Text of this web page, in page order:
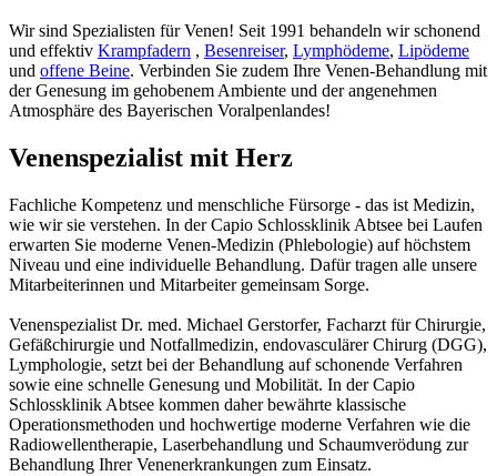
Wir sind Spezialisten für Venen! Seit 1991 behandeln wir schonend
und effektiv Krampfadern , Besenreiser, Lymphödeme, Lipödeme
und offene Beine. Verbinden Sie zudem Ihre Venen-Behandlung mit
der Genesung im gehobenem Ambiente und der angenehmen
Atmosphäre des Bayerischen Voralpenlandes!
Venenspezialist mit Herz
Fachliche Kompetenz und menschliche Fürsorge - das ist Medizin,
wie wir sie verstehen. In der Capio Schlossklinik Abtsee bei Laufen
erwarten Sie moderne Venen-Medizin (Phlebologie) auf höchstem
Niveau und eine individuelle Behandlung. Dafür tragen alle unsere
Mitarbeiterinnen und Mitarbeiter gemeinsam Sorge.
Venenspezialist Dr. med. Michael Gerstorfer, Facharzt für Chirurgie,
Gefäßchirurgie und Notfallmedizin, endovasculärer Chirurg (DGG),
Lymphologie, setzt bei der Behandlung auf schonende Verfahren
sowie eine schnelle Genesung und Mobilität. In der Capio
Schlossklinik Abtsee kommen daher bewährte klassische
Operationsmethoden und hochwertige moderne Verfahren wie die
Radiowellentherapie, Laserbehandlung und Schaumverödung zur
Behandlung Ihrer Venenerkrankungen zum Einsatz.